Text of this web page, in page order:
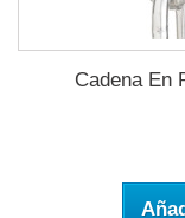
Cadena En